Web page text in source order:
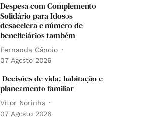
Despesa com Complemento
Solidário para Idosos
desacelera e número de
beneficiários também
Fernanda Câncio
07 Agosto 2026
Decisões de vida: habitação e
planeamento familiar
Vítor Norinha
07 Agosto 2026